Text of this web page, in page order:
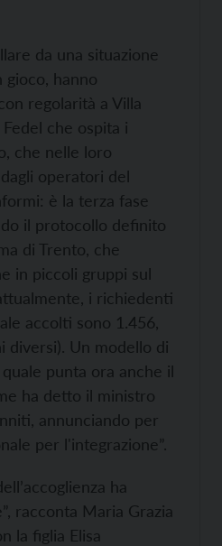
da una situazione
gioco, hanno
regolarità a Villa
che ospita i
che nelle loro
operatori del
è la terza fase
il protocollo definito
di Trento, che
in piccoli gruppi sul
i richiedenti
accolti sono 1.456,
diversi). Un modello di
punta ora anche il
ha detto il ministro
annunciando per
per l'integrazione”.
ha
racconta Maria Grazia
la figlia Elisa